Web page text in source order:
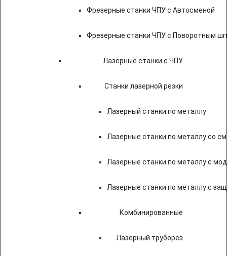
Фрезерные станки ЧПУ с Автосменой
Фрезерные станки ЧПУ с Поворотным
Лазерные станки с ЧПУ
Станки лазерной резки
Лазерный станки по металлу
Лазерные станки по металлу со
Лазерные станки по металлу с
Лазерные станки по металлу с
Комбинированные
Лазерный труборез